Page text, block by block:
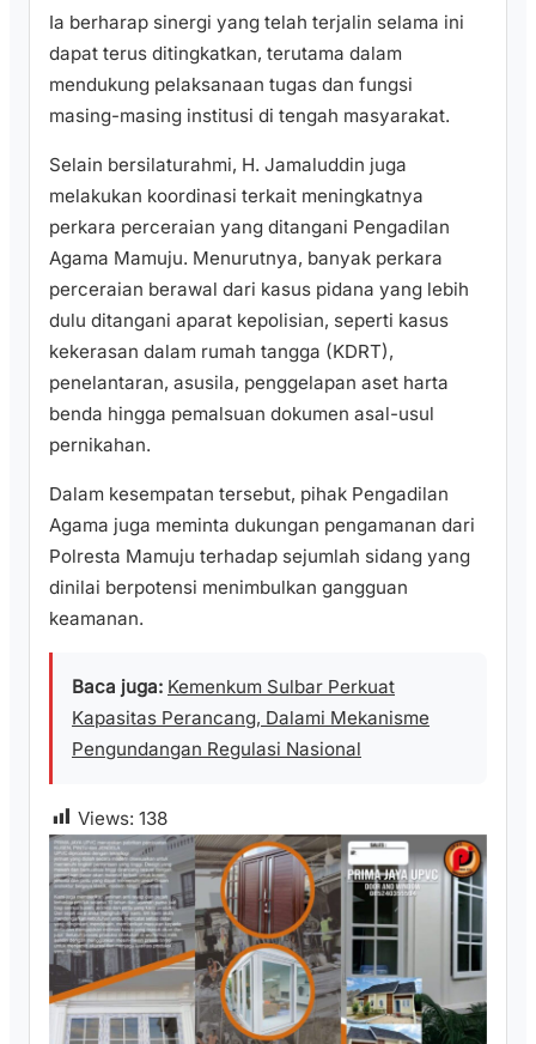
Ia berharap sinergi yang telah terjalin selama ini
dapat terus ditingkatkan, terutama dalam
mendukung pelaksanaan tugas dan fungsi
masing-masing institusi di tengah masyarakat.
Selain bersilaturahmi, H. Jamaluddin juga
melakukan koordinasi terkait meningkatnya
perkara perceraian yang ditangani Pengadilan
Agama Mamuju. Menurutnya, banyak perkara
perceraian berawal dari kasus pidana yang lebih
dulu ditangani aparat kepolisian, seperti kasus
kekerasan dalam rumah tangga (KDRT),
penelantaran, asusila, penggelapan aset harta
benda hingga pemalsuan dokumen asal-usul
pernikahan.
Dalam kesempatan tersebut, pihak Pengadilan
Agama juga meminta dukungan pengamanan dari
Polresta Mamuju terhadap sejumlah sidang yang
dinilai berpotensi menimbulkan gangguan
keamanan.
Baca juga: Kemenkum Sulbar Perkuat
Kapasitas Perancang, Dalami Mekanisme
Pengundangan Regulasi Nasional
Views: 138